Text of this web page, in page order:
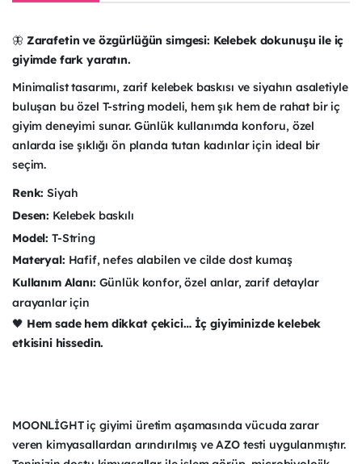
🦋 Zarafetin ve özgürlüğün simgesi: Kelebek dokunuşu ile iç
giyimde fark yaratın.
Minimalist tasarımı, zarif kelebek baskısı ve siyahın asaletiyle
buluşan bu özel T-string modeli, hem şık hem de rahat bir iç
giyim deneyimi sunar. Günlük kullanımda konforu, özel
anlarda ise şıklığı ön planda tutan kadınlar için ideal bir
seçim.
Renk: Siyah
Desen: Kelebek baskılı
Model: T-String
Materyal: Hafif, nefes alabilen ve cilde dost kumaş
Kullanım Alanı: Günlük konfor, özel anlar, zarif detaylar
arayanlar için
🖤 Hem sade hem dikkat çekici… İç giyiminizde kelebek
etkisini hissedin.
MOONLİGHT iç giyimi üretim aşamasında vücuda zarar
veren kimyasallardan arındırılmış ve AZO testi uygulanmıştır.